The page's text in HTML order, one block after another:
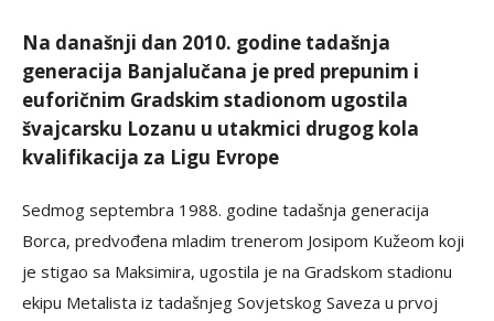
Na današnji dan 2010. godine tadašnja
generacija Banjalučana je pred prepunim i
euforičnim Gradskim stadionom ugostila
švajcarsku Lozanu u utakmici drugog kola
kvalifikacija za Ligu Evrope
Sedmog septembra 1988. godine tadašnja generacija
Borca, predvođena mladim trenerom Josipom Kužeom koji
je stigao sa Maksimira, ugostila je na Gradskom stadionu
ekipu Metalista iz tadašnjeg Sovjetskog Saveza u prvoj